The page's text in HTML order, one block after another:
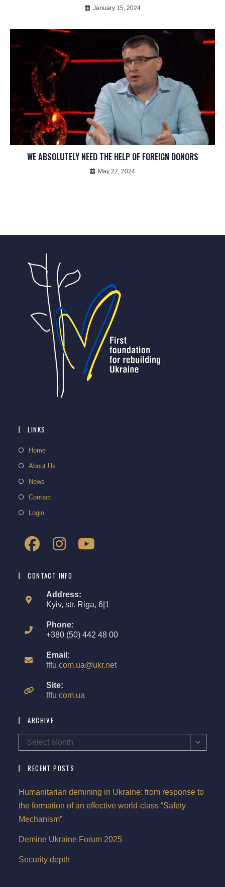
January 15, 2024
WE ABSOLUTELY NEED THE HELP OF FOREIGN DONORS
May 27, 2024
LINKS
Home
About Us
News
Contact
Login
CONTACT INFO
Address:
Kyiv, str. Riga, 6|1
Phone:
+380 (50) 442 48 00
Email:
fffu.com.ua@ukr.net
Site:
fffu.com.ua
ARCHIVE
Select Month
RECENT POSTS
Humanitarian demining in Ukraine: from response to
the formation of an effective world-class “Safety
Mechanism”
Demine Ukraine Forum 2025
Security depth